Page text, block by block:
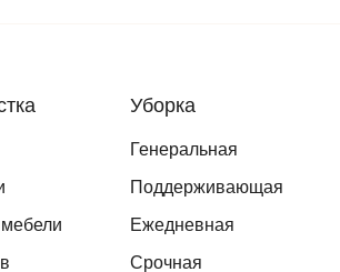
Уборка
Генеральная
Поддерживающая
Ежедневная
Срочная